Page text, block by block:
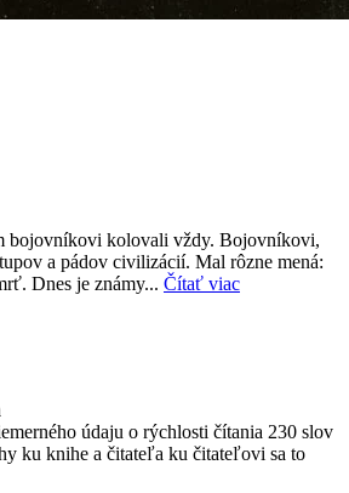
bojovníkovi kolovali vždy. Bojovníkovi,
a pádov civilizácií. Mal rôzne mená:
Dnes je známy... Čítať viac
údaju o rýchlosti čítania 230 slov
ku knihe a čitateľa ku čitateľovi sa to